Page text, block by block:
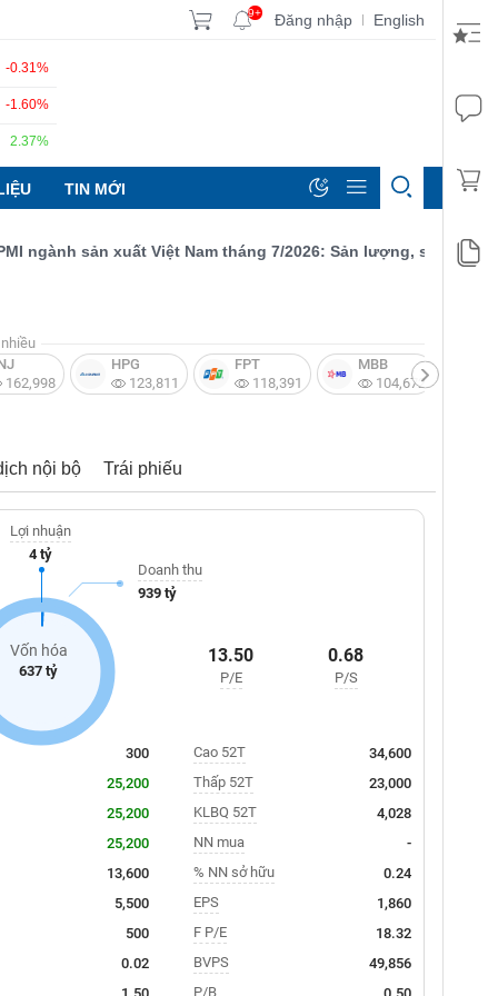
9+ Đăng nhập | English
-0.31%
-1.60%
2.37%
TIN MỚI
sản xuất Việt Nam tháng 7/2026: Sản lượng, số lượng đơn
162,998
HPG
123,811
FPT
118,391
MBB
104,672
nội bộ Trái phiếu
Vốn hóa
637 tỷ
Lợi nhuận
4 tỷ
Doanh thu
939 tỷ
13.50
P/E
0.68
P/S
300
25,200
25,200
25,200
13,600
5,500
500
0.02
1.50
Cao 52T
34,600
Thấp 52T
23,000
KLBQ 52T
4,028
NN mua
-
% NN sở hữu
0.24
EPS
1,860
F P/E
18.32
BVPS
49,856
P/B
0.50